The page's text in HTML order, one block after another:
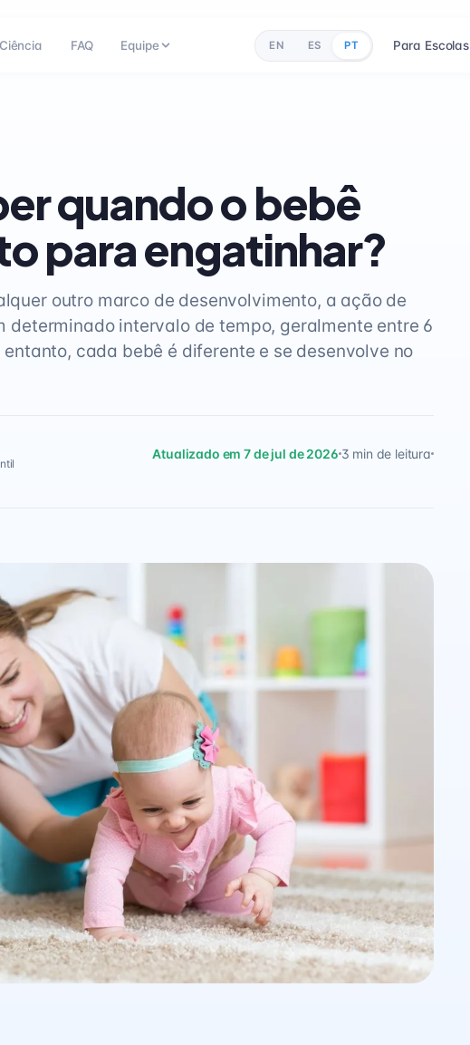
Ciência FAQ Equipe EN ES PT Para Escolas
quando o bebê
para engatinhar?
outro marco de desenvolvimento, a ação de
determinado intervalo de tempo, geralmente entre 6
entanto, cada bebê é diferente e se desenvolve no
Atualizado em 7 de jul de 2026 3 min de leitura